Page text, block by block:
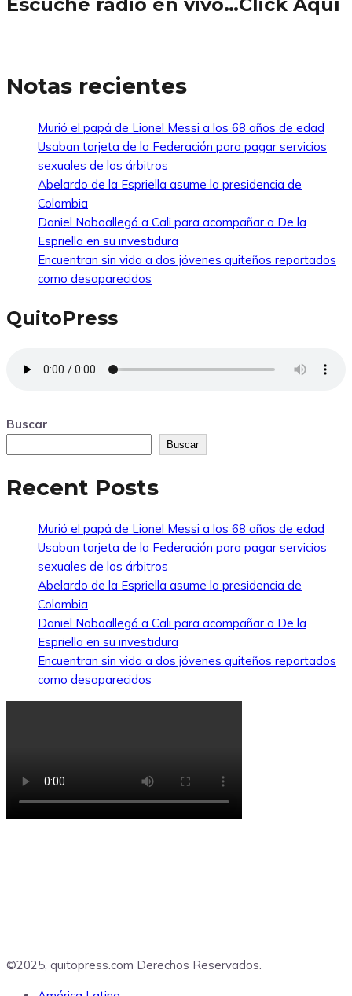
Notas recientes
Murió el papá de Lionel Messi a los 68 años de edad
Usaban tarjeta de la Federación para pagar servicios
sexuales de los árbitros
Abelardo de la Espriella asume la presidencia de
Colombia
Daniel Noboallegó a Cali para acompañar a De la
Espriella en su investidura
Encuentran sin vida a dos jóvenes quiteños reportados
como desaparecidos
QuitoPress
Buscar
Buscar
Recent Posts
Murió el papá de Lionel Messi a los 68 años de edad
Usaban tarjeta de la Federación para pagar servicios
sexuales de los árbitros
Abelardo de la Espriella asume la presidencia de
Colombia
Daniel Noboallegó a Cali para acompañar a De la
Espriella en su investidura
Encuentran sin vida a dos jóvenes quiteños reportados
como desaparecidos
©2025, quitopress.com Derechos Reservados.